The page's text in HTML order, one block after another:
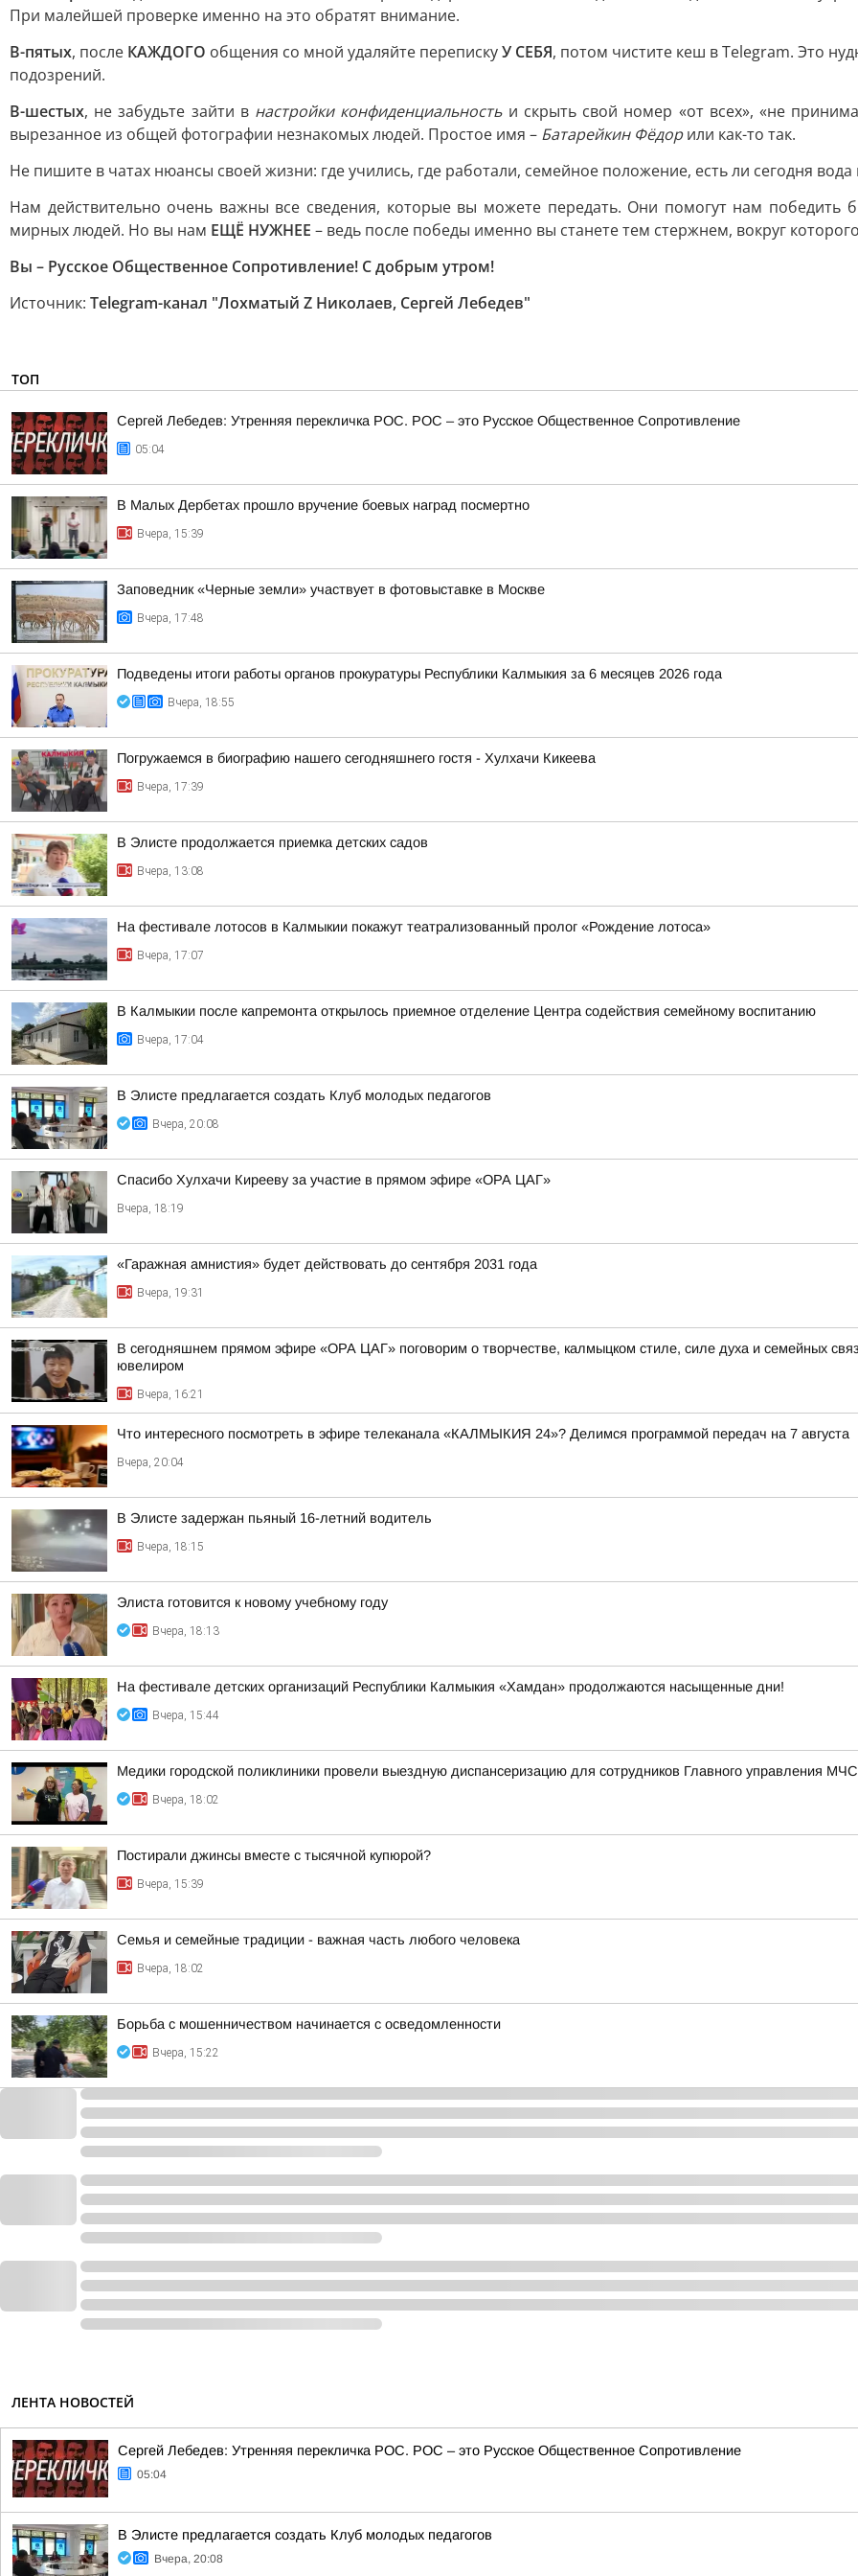
При малейшей проверке именно на это обратят внимание.
В-пятых, после КАЖДОГО общения со мной удаляйте перепискуУ СЕБЯ, потом чистите кеш в Telegram. Это
подозрений.
В-шестых, не забудьте зайти внастройки конфиденциальностьи скрыть свой номер «от всех», «не
вырезанное из общей фотографии незнакомых людей. Простое имя – Батарейкин Фёдорили как-то так.
Не пишите в чатах нюансы своей жизни: где учились, где работали, семейное положение, есть ли сегодня
Нам действительно очень важны все сведения, которые вы можете передать. Они помогут нам победить
мирных людей. Но вы нам ЕЩЁ НУЖНЕЕ – ведь после победы именно вы станете тем стержнем, вокруг
Вы – Русское Общественное Сопротивление! С добрым утром!
Источник: Telegram-канал "Лохматый Z Николаев, Сергей Лебедев"
ТОП
Сергей Лебедев: Утренняя перекличка РОС. РОС – это Русское Общественное Сопротивление
05:04
В Малых Дербетах прошло вручение боевых наград посмертно
Вчера, 15:39
Заповедник «Черные земли» участвует в фотовыставке в Москве
Вчера, 17:48
Подведены итоги работы органов прокуратуры Республики Калмыкия за 6 месяцев 2026 года
Вчера, 18:55
Погружаемся в биографию нашего сегодняшнего гостя - Хулхачи Кикеева
Вчера, 17:39
В Элисте продолжается приемка детских садов
Вчера, 13:08
На фестивале лотосов в Калмыкии покажут театрализованный пролог «Рождение лотоса»
Вчера, 17:07
В Калмыкии после капремонта открылось приемное отделение Центра содействия семейному воспитанию
Вчера, 17:04
В Элисте предлагается создать Клуб молодых педагогов
Вчера, 20:08
Спасибо Хулхачи Кирееву за участие в прямом эфире «ОРА ЦАГ»
Вчера, 18:19
«Гаражная амнистия» будет действовать до сентября 2031 года
Вчера, 19:31
В сегодняшнем прямом эфире «ОРА ЦАГ» поговорим о творчестве, калмыцком стиле, силе духа и семейных
ювелиром
Вчера, 16:21
Что интересного посмотреть в эфире телеканала «КАЛМЫКИЯ 24»? Делимся программой передач на 7 августа
Вчера, 20:04
В Элисте задержан пьяный 16-летний водитель
Вчера, 18:15
Элиста готовится к новому учебному году
Вчера, 18:13
На фестивале детских организаций Республики Калмыкия «Хамдан» продолжаются насыщенные дни!
Вчера, 15:44
Медики городской поликлиники провели выездную диспансеризацию для сотрудников Главного управления
Вчера, 18:02
Постирали джинсы вместе с тысячной купюрой?
Вчера, 15:39
Семья и семейные традиции - важная часть любого человека
Вчера, 18:02
Борьба с мошенничеством начинается с осведомленности
Вчера, 15:22
ЛЕНТА НОВОСТЕЙ
Сергей Лебедев: Утренняя перекличка РОС. РОС – это Русское Общественное Сопротивление
05:04
В Элисте предлагается создать Клуб молодых педагогов
Вчера, 20:08